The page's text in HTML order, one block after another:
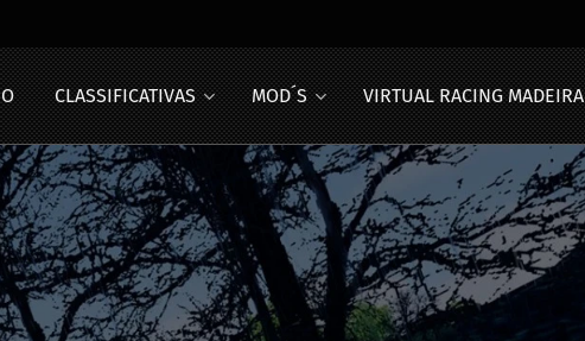
CLASSIFICATIVAS MOD´S VIRTUAL RACING MADEIRA